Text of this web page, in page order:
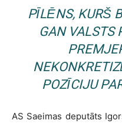
PĪLĒNS, KURŠ
GAN VALSTS
POZĪCIJU
AS Saeimas deputāts